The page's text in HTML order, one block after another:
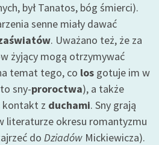
był Tanatos, bóg śmierci).
senne miały dawać
. Uważano też, że za
żyjący mogą otrzymywać
temat tego, co los gotuje im w
sny-proroctwa), a także
kontakt z duchami. Sny grają
literaturze okresu romantyzmu
do Dziadów Mickiewicza).